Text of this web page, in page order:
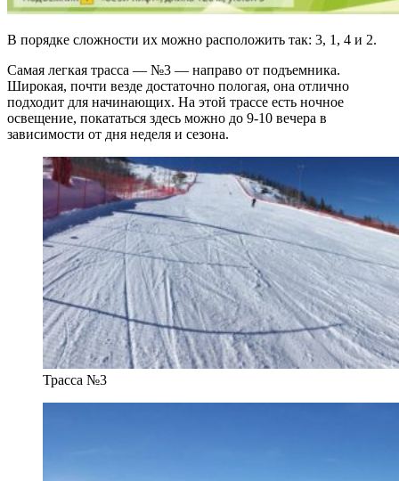
В порядке сложности их можно расположить так: 3, 1, 4 и 2.
Самая легкая трасса — №3 — направо от подъемника.
Широкая, почти везде достаточно пологая, она отлично
подходит для начинающих. На этой трассе есть ночное
освещение, покататься здесь можно до 9-10 вечера в
зависимости от дня неделя и сезона.
Трасса №3